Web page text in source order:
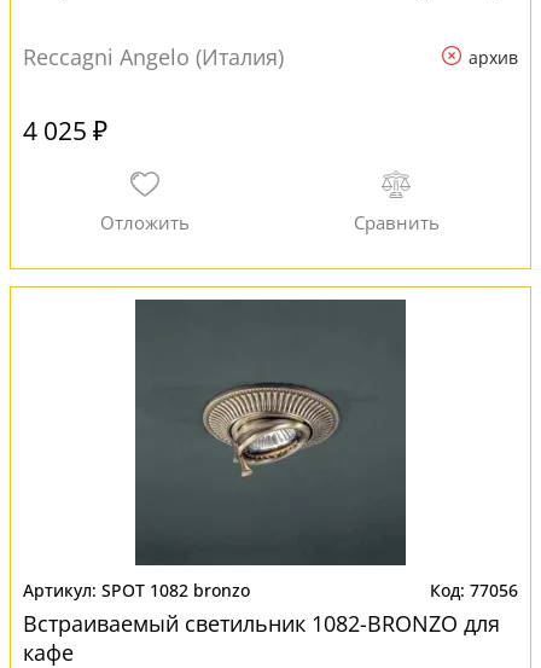
Reccagni Angelo (Италия) архив
4 025 ₽
SPOT 1082 bronzo 77056
Встраиваемый светильник 1082-BRONZO для
кафе